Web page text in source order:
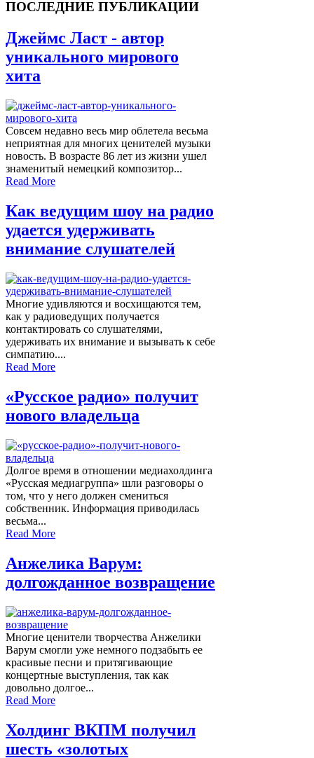
ПОСЛЕДНИЕ ПУБЛИКАЦИИ
Джеймс Ласт - автор
уникального мирового
хита
Совсем недавно весь мир облетела весьма
неприятная для многих ценителей музыки
новость. В возрасте 86 лет из жизни ушел
знаменитый немецкий композитор...
Read More
Как ведущим шоу на радио
удается удерживать
внимание слушателей
Многие удивляются и восхищаются тем,
как у радиоведущих получается
контактировать со слушателями,
удерживать их внимание и вызывать к себе
симпатию....
Read More
«Русское радио» получит
нового владельца
Долгое время в отношении медиахолдинга
«Русская медиагруппа» шли разговоры о
том, что у него должен смениться
собственник. Информация приводилась
весьма...
Read More
Анжелика Варум:
долгожданное возвращение
Многие ценители творчества Анжелики
Варум смогли уже немного подзабыть ее
красивые песни и притягивающие
концертные выступления, так как
довольно долгое...
Read More
Холдинг ВКПМ получил
шесть «золотых